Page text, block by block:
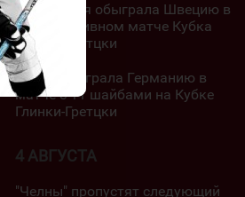
Швейцария обыграла Швецию в
результативном матче Кубка
Глинки-Гретцки
Чехия обыграла Германию в
матче с 11 шайбами на Кубке
Глинки-Гретцки
4 АВГУСТА
"Челны" пропустят следующий